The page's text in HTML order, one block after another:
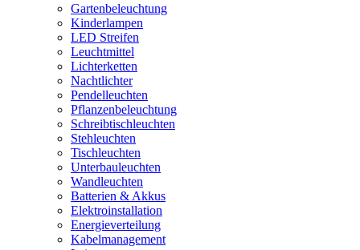
Gartenbeleuchtung
Kinderlampen
LED Streifen
Leuchtmittel
Lichterketten
Nachtlichter
Pendelleuchten
Pflanzenbeleuchtung
Schreibtischleuchten
Stehleuchten
Tischleuchten
Unterbauleuchten
Wandleuchten
Batterien & Akkus
Elektroinstallation
Energieverteilung
Kabelmanagement